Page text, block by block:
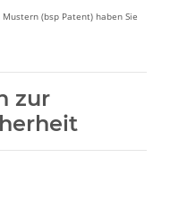
(bsp Patent) haben Sie
zur